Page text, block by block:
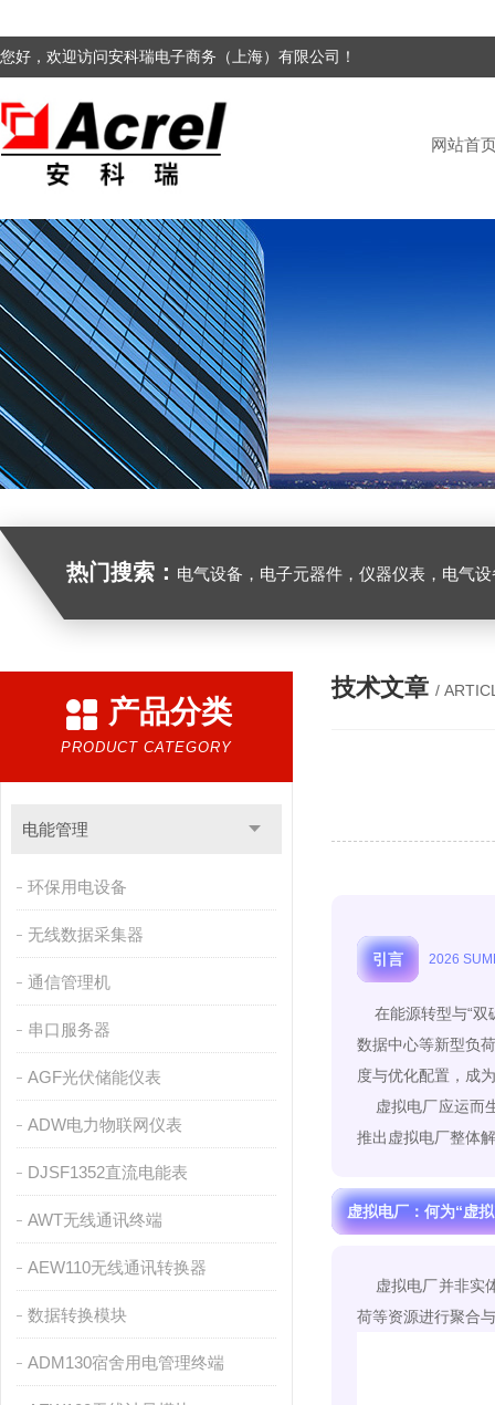
您好，欢迎访问安科瑞电子商务（上海）有限公司！
网站首
热门搜索： 电气设备，电子元器件，仪器仪表，电气
产品分类
PRODUCT CATEGORY
电能管理
环保用电设备
无线数据采集器
通信管理机
串口服务器
AGF光伏储能仪表
ADW电力物联网仪表
DJSF1352直流电能表
AWT无线通讯终端
AEW110无线通讯转换器
数据转换模块
ADM130宿舍用电管理终端
技术文章 /
引言 2026
在能源转型与“双
数据中心等新型负
度与优化配置，成
虚拟电厂应运而
推出虚拟电厂整体
虚拟电厂：何为“虚
虚拟电厂并非实
荷等资源进行聚合